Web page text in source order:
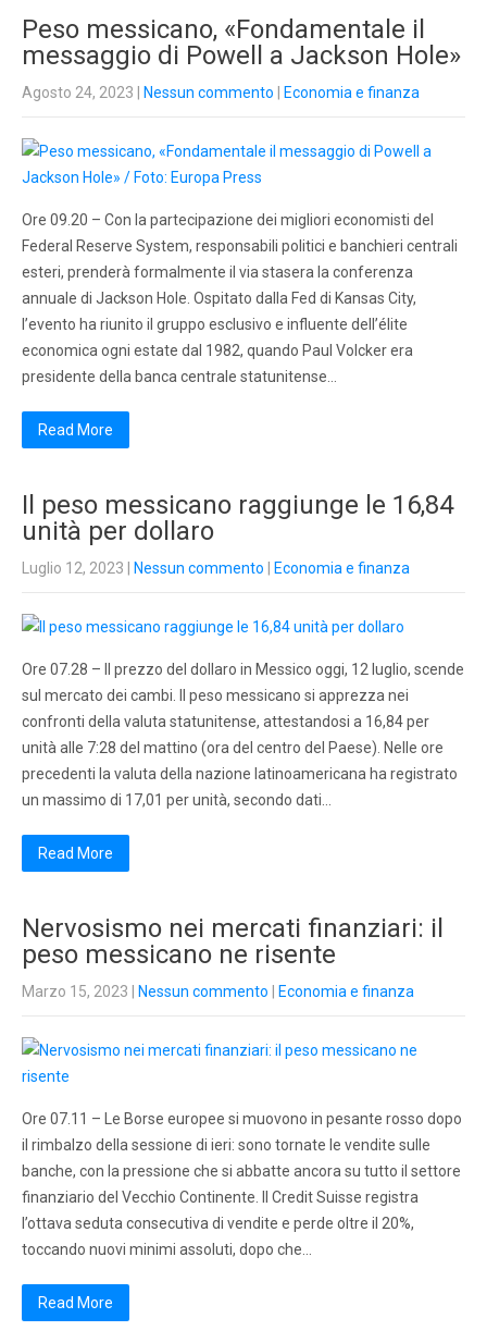
Peso messicano, «Fondamentale il
messaggio di Powell a Jackson Hole»
Agosto 24, 2023 Nessun commento Economia e finanza
Ore 09.20 – Con la partecipazione dei migliori economisti del
Federal Reserve System, responsabili politici e banchieri centrali
esteri, prenderà formalmente il via stasera la conferenza
annuale di Jackson Hole. Ospitato dalla Fed di Kansas City,
l’evento ha riunito il gruppo esclusivo e influente dell’élite
economica ogni estate dal 1982, quando Paul Volcker era
presidente della banca centrale statunitense…
Read More
Il peso messicano raggiunge le 16,84
unità per dollaro
Luglio 12, 2023 Nessun commento Economia e finanza
Ore 07.28 – Il prezzo del dollaro in Messico oggi, 12 luglio, scende
sul mercato dei cambi. Il peso messicano si apprezza nei
confronti della valuta statunitense, attestandosi a 16,84 per
unità alle 7:28 del mattino (ora del centro del Paese). Nelle ore
precedenti la valuta della nazione latinoamericana ha registrato
un massimo di 17,01 per unità, secondo dati…
Read More
Nervosismo nei mercati finanziari: il
peso messicano ne risente
Marzo 15, 2023 Nessun commento Economia e finanza
Ore 07.11 – Le Borse europee si muovono in pesante rosso dopo
il rimbalzo della sessione di ieri: sono tornate le vendite sulle
banche, con la pressione che si abbatte ancora su tutto il settore
finanziario del Vecchio Continente. Il Credit Suisse registra
l’ottava seduta consecutiva di vendite e perde oltre il 20%,
toccando nuovi minimi assoluti, dopo che…
Read More